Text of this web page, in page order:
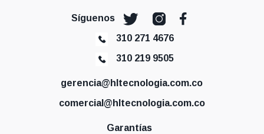
Síguenos
310 271 4676
310 219 9505
gerencia@hltecnologia.com.co
comercial@hltecnologia.com.co
Garantías